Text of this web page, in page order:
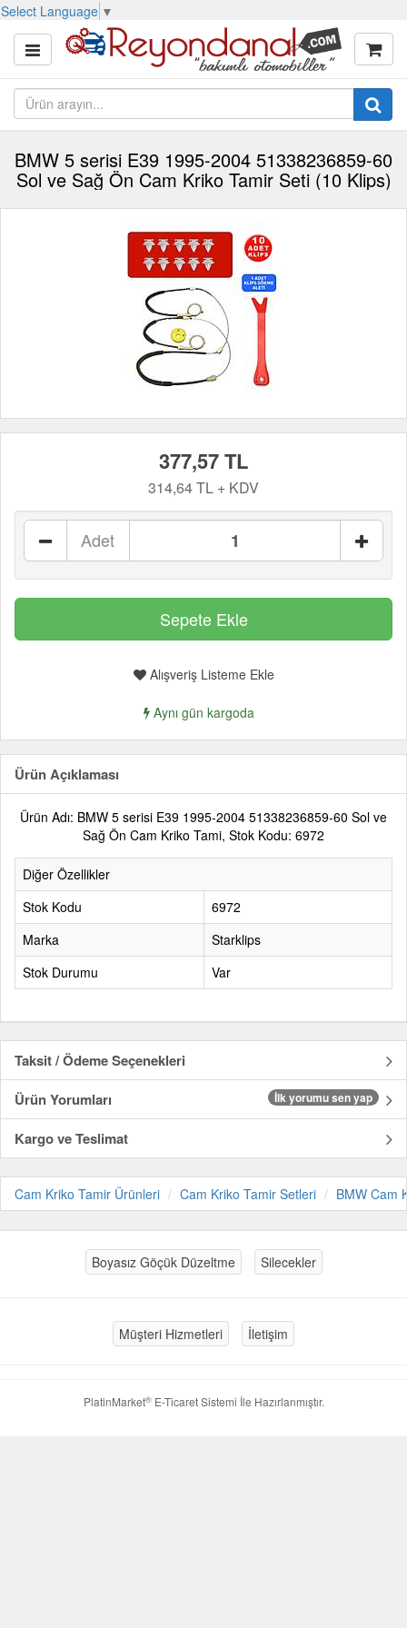
Select Language ▼
BMW 5 serisi E39 1995-2004 51338236859-60
Sol ve Sağ Ön Cam Kriko Tamir Seti (10 Klips)
377,57 TL
314,64 TL + KDV
Adet
Alışveriş Listeme Ekle
Aynı gün kargoda
Ürün Açıklaması
Ürün Adı: BMW 5 serisi E39 1995-2004 51338236859-60 Sol ve
Sağ Ön Cam Kriko Tami, Stok Kodu: 6972
Diğer Özellikler
Stok Kodu
6972
Marka
Starklips
Stok Durumu
Var
Taksit / Ödeme Seçenekleri
Ürün Yorumları
İlk yorumu sen yap
Kargo ve Teslimat
Cam Kriko Tamir Ürünleri Cam Kriko Tamir Setleri BMW Cam
Boyasız Göçük Düzeltme Silecekler
Müşteri Hizmetleri İletişim
PlatinMarket®E-Ticaret Sistemi İle Hazırlanmıştır.